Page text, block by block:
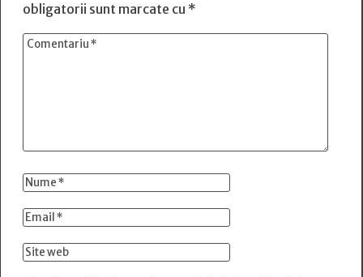
obligatorii sunt marcate cu *